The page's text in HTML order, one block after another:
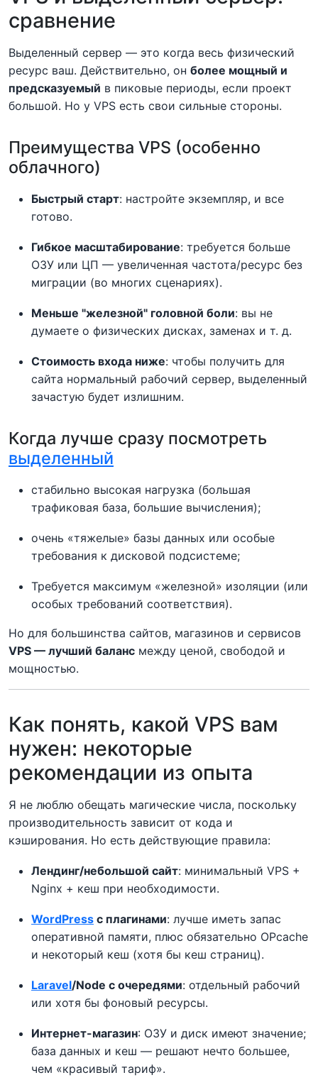
сравнение
Выделенный сервер — это когда весь физический
ресурс ваш. Действительно, он более мощный и
предсказуемый в пиковые периоды, если проект
большой. Но у VPS есть свои сильные стороны.
Преимущества VPS (особенно
облачного)
Быстрый старт: настройте экземпляр, и все
готово.
Гибкое масштабирование: требуется больше
ОЗУ или ЦП — увеличенная частота/ресурс без
миграции (во многих сценариях).
Меньше "железной" головной боли: вы не
думаете о физических дисках, заменах и т. д.
Стоимость входа ниже: чтобы получить для
сайта нормальный рабочий сервер, выделенный
зачастую будет излишним.
Когда лучше сразу посмотреть
выделенный
стабильно высокая нагрузка (большая
трафиковая база, большие вычисления);
очень «тяжелые» базы данных или особые
требования к дисковой подсистеме;
Требуется максимум «железной» изоляции (или
особых требований соответствия).
Но для большинства сайтов, магазинов и сервисов
VPS — лучший баланс между ценой, свободой и
мощностью.
Как понять, какой VPS вам
нужен: некоторые
рекомендации из опыта
Я не люблю обещать магические числа, поскольку
производительность зависит от кода и
кэширования. Но есть действующие правила:
Лендинг/небольшой сайт: минимальный VPS +
Nginx + кеш при необходимости.
WordPress с плагинами: лучше иметь запас
оперативной памяти, плюс обязательно OPcache
и некоторый кеш (хотя бы кеш страниц).
Laravel/Node с очередями: отдельный рабочий
или хотя бы фоновый ресурсы.
Интернет-магазин: ОЗУ и диск имеют значение;
база данных и кеш — решают нечто большее,
чем «красивый тариф».